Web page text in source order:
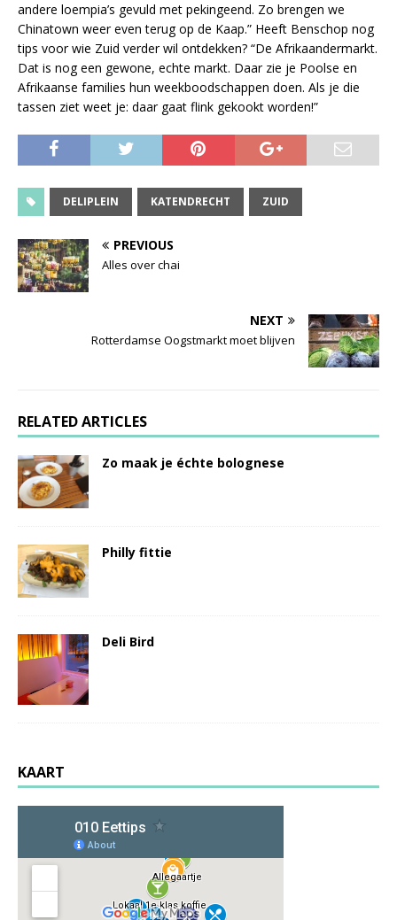
andere loempia’s gevuld met pekingeend. Zo brengen we
Chinatown weer even terug op de Kaap.” Heeft Benschop nog
tips voor wie Zuid verder wil ontdekken? “De Afrikaandermarkt.
Dat is nog een gewone, echte markt. Daar zie je Poolse en
Afrikaanse families hun weekboodschappen doen. Als je die
tassen ziet weet je: daar gaat flink gekookt worden!”
DELIPLEIN KATENDRECHT ZUID
PREVIOUS
Alles over chai
NEXT
Rotterdamse Oogstmarkt moet blijven
RELATED ARTICLES
Zo maak je échte bolognese
Philly fittie
Deli Bird
KAART